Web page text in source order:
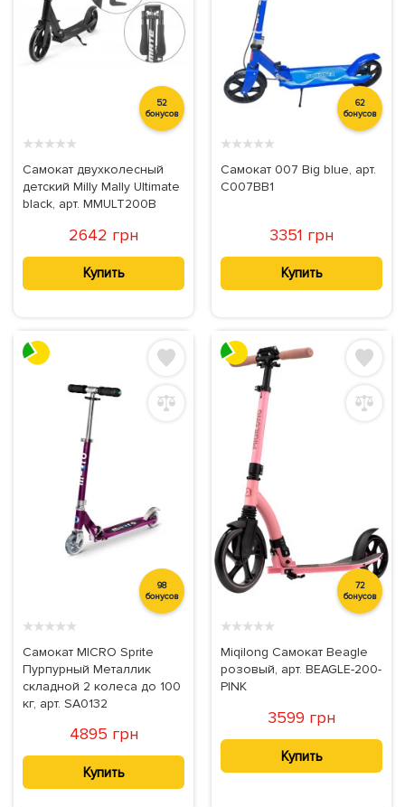
52
бонусов
★★★★★
Самокат двухколесный
детский Milly Mally Ultimate
black, арт. MMULT200B
2642 грн
Купить
62
бонусов
★★★★★
Самокат 007 Big blue, арт.
C007BB1
3351 грн
Купить
98
бонусов
★★★★★
Самокат MICRO Sprite
Пурпурный Металлик
складной 2 колеса до 100
кг, арт. SA0132
4895 грн
Купить
72
бонусов
★★★★★
Miqilong Самокат Beagle
розовый, арт. BEAGLE-200-
PINK
3599 грн
Купить